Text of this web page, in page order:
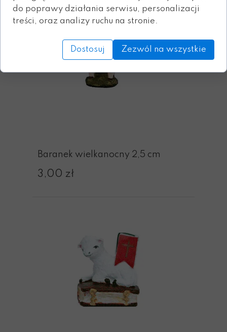
Baranek wielkanocny 2,5 cm
3,00 zł
do poprawy działania serwisu, personalizacji
treści, oraz analizy ruchu na stronie.
Dostosuj Zezwól na wszystkie